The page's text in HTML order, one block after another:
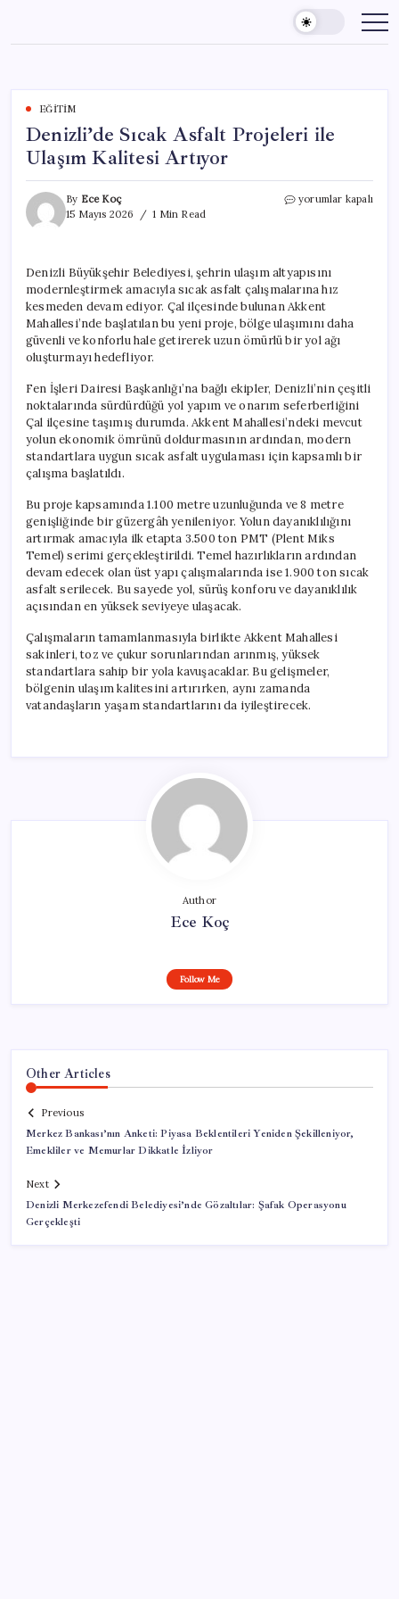
content
EĞITIM
Denizli’de Sıcak Asfalt Projeleri ile
Ulaşım Kalitesi Artıyor
By Ece Koç
15 Mayıs 2026
1 Min Read
Denizli’de
Ulaşım
Kalitesi
Artıyor
için
yorumlar kapalı
Denizli Büyükşehir Belediyesi, şehrin ulaşım altyapısını
modernleştirmek amacıyla sıcak asfalt çalışmalarına hız
kesmeden devam ediyor. Çal ilçesinde bulunan Akkent
Mahallesi’nde başlatılan bu yeni proje, bölge ulaşımını daha
güvenli ve konforlu hale getirerek uzun ömürlü bir yol ağı
oluşturmayı hedefliyor.
Fen İşleri Dairesi Başkanlığı’na bağlı ekipler, Denizli’nin çeşitli
noktalarında sürdürdüğü yol yapım ve onarım seferberliğini
Çal ilçesine taşımış durumda. Akkent Mahallesi’ndeki mevcut
yolun ekonomik ömrünü doldurmasının ardından, modern
standartlara uygun sıcak asfalt uygulaması için kapsamlı bir
çalışma başlatıldı.
Bu proje kapsamında 1.100 metre uzunluğunda ve 8 metre
genişliğinde bir güzergâh yenileniyor. Yolun dayanıklılığını
artırmak amacıyla ilk etapta 3.500 ton PMT (Plent Miks
Temel) serimi gerçekleştirildi. Temel hazırlıkların ardından
devam edecek olan üst yapı çalışmalarında ise 1.900 ton sıcak
asfalt serilecek. Bu sayede yol, sürüş konforu ve dayanıklılık
açısından en yüksek seviyeye ulaşacak.
Çalışmaların tamamlanmasıyla birlikte Akkent Mahallesi
sakinleri, toz ve çukur sorunlarından arınmış, yüksek
standartlara sahip bir yola kavuşacaklar. Bu gelişmeler,
bölgenin ulaşım kalitesini artırırken, aynı zamanda
vatandaşların yaşam standartlarını da iyileştirecek.
Author
Ece Koç
Follow Me
Other Articles
Previous
Merkez Bankası’nın Anketi: Piyasa Beklentileri Yeniden Şekilleniyor,
Emekliler ve Memurlar Dikkatle İzliyor
Next
Denizli Merkezefendi Belediyesi’nde Gözaltılar: Şafak Operasyonu
Gerçekleşti